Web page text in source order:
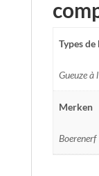
Types de
Gueuze à
Merken
Boerenerf